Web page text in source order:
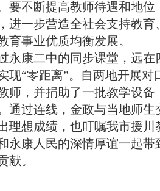
要不断提高教师待遇和地
进一步营造全社会支持教
育事业优质均衡发展。
永康二中的同步课堂，远
现“零距离”。自两地开展
师，并捐助了一批教学设
通过连线，金政与当地师
理想成绩，也叮嘱我市援
永康人民的深情厚谊一起
献。